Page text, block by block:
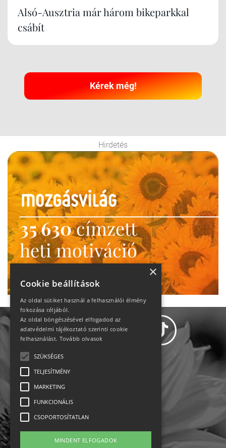
Alsó-Ausztria már három bikeparkkal
csábít
Kérek még!
Hirdetés
35 630címzett
heti motiváció
Ne maradj le!
Impresszum-kapcsolat
Jogi nyilatkozat
×
Cookie beállítások
Az oldal sütiket használ a felhasználói élmény
fokozása céljából.
Az oldal böngészésével elfogadod az
adatvédelmi tájékoztató szerinti cookie
felhasználást. Tovább olvasok
SZÜKSÉGES
TELJESÍTMÉNY
MARKETING
FUNKCIONÁLIS
CSOPORTOSÍTATLAN
MINDENT ELFOGADOK